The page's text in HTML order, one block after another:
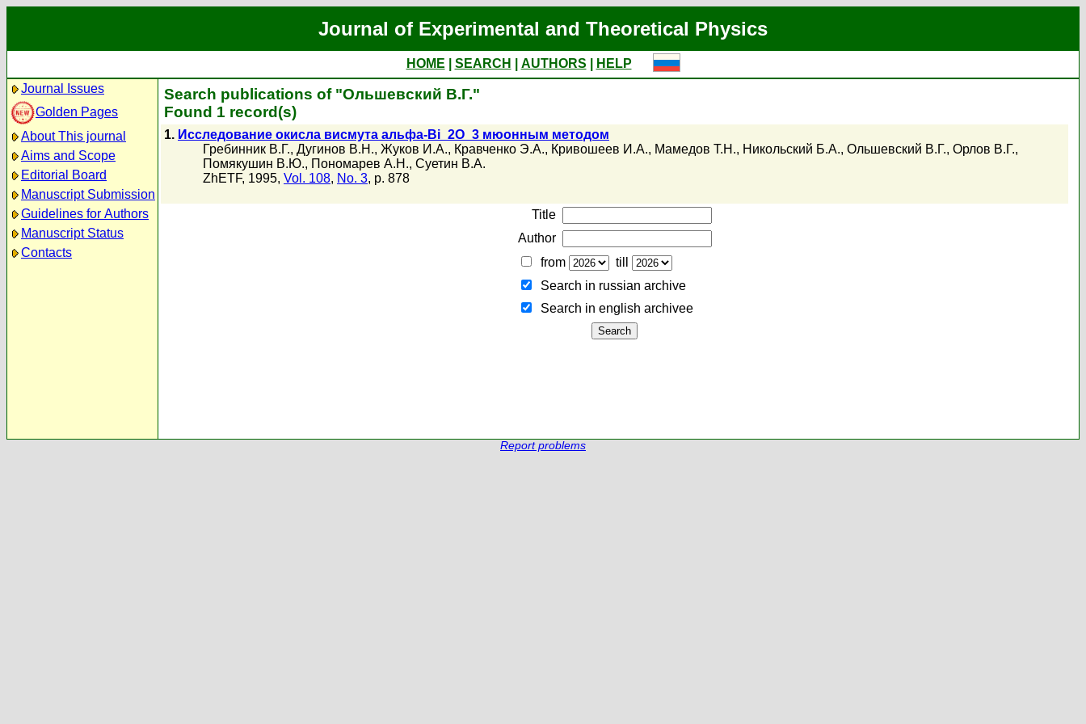
Journal of Experimental and Theoretical Physics
HOME SEARCH AUTHORS
HELP
Journal Issues
Golden Pages
About This journal
Aims and Scope
Editorial Board
Manuscript Submission
Guidelines for Authors
Manuscript Status
Contacts
Search publications of "Ольшевский В.Г."
Found 1 record(s)
1. Исследование окисла висмута альфа-Bi_2O_3 мюонным методом
Гребинник В.Г., Дугинов В.Н., Жуков И.А., Кравченко Э.А., Кривошеев И.А., Мамедов Т.Н., Никольский Б.А., Ольшевский В.Г., Орлов В.Г.,
Помякушин В.Ю., Пономарев А.Н., Суетин В.А.
ZhETF, 1995, Vol. 108, No. 3, p. 878
Title
Author
from
till
Search in russian archive
Search in english archiveе
Report problems